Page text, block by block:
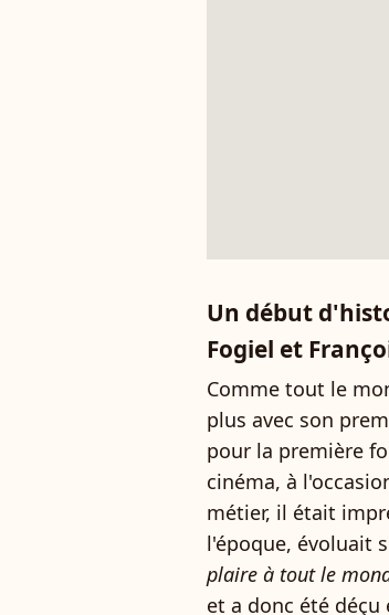
Un début
Fogiel et
Comme tout le
plus avec son
pour la première
cinéma, à
métier, il était
l'époque, évoluait
plaire à tout le
et a donc été